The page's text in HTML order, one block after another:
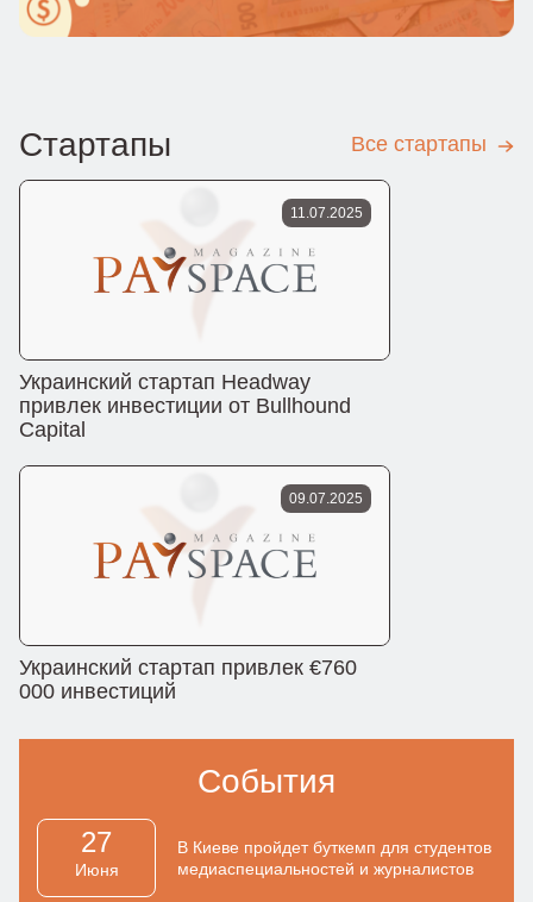
Стартапы Все стартапы
11.07.2025
Украинский стартап Headway
привлек инвестиции от Bullhound
Capital
09.07.2025
Украинский стартап привлек €760
000 инвестиций
События
27
Июня
В Киеве пройдет буткемп для студентов
медиаспециальностей и журналистов